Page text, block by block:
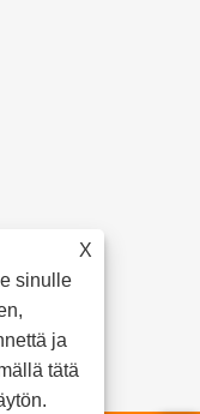
X
sinulle
ja
tätä